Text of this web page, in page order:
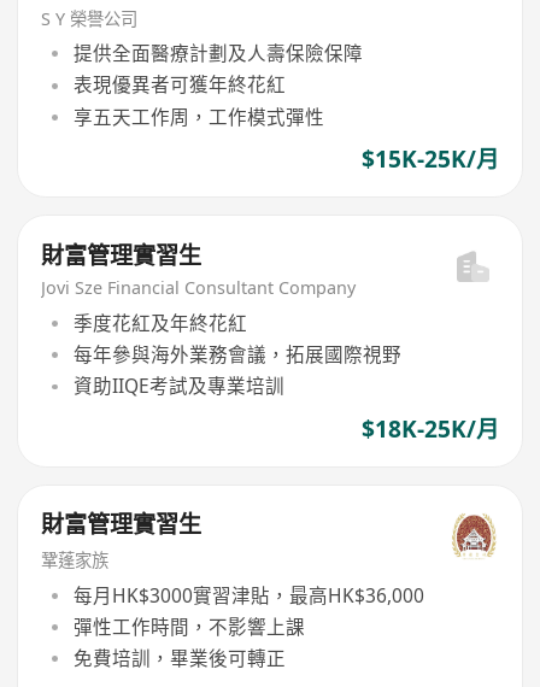
S Y 榮譽公司
提供全面醫療計劃及人壽保險保障
表現優異者可獲年終花紅
享五天工作周，工作模式彈性
$15K-25K/月
財富管理實習生
Jovi Sze Financial Consultant Company
季度花紅及年終花紅
每年參與海外業務會議，拓展國際視野
資助IIQE考試及專業培訓
$18K-25K/月
財富管理實習生
鞏蓬家族
每月HK$3000實習津貼，最高HK$36,000
彈性工作時間，不影響上課
免費培訓，畢業後可轉正